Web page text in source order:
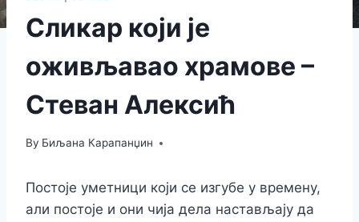
Сликар који је
оживљавао храмове –
Стеван Алексић
By Биљана Карапанџин
Постоје уметници који се изгубе у времену,
али постоје и они чија дела настављају да